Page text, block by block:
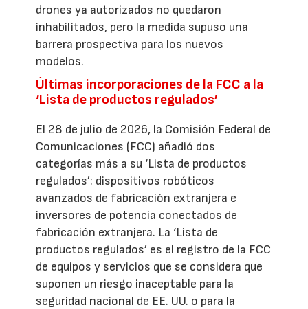
drones ya autorizados no quedaron
inhabilitados, pero la medida supuso una
barrera prospectiva para los nuevos
modelos.
Últimas incorporaciones de la FCC a la
‘Lista de productos regulados’
El 28 de julio de 2026, la Comisión Federal de
Comunicaciones (FCC) añadió dos
categorías más a su ‘Lista de productos
regulados’: dispositivos robóticos
avanzados de fabricación extranjera e
inversores de potencia conectados de
fabricación extranjera. La ‘Lista de
productos regulados’ es el registro de la FCC
de equipos y servicios que se considera que
suponen un riesgo inaceptable para la
seguridad nacional de EE. UU. o para la